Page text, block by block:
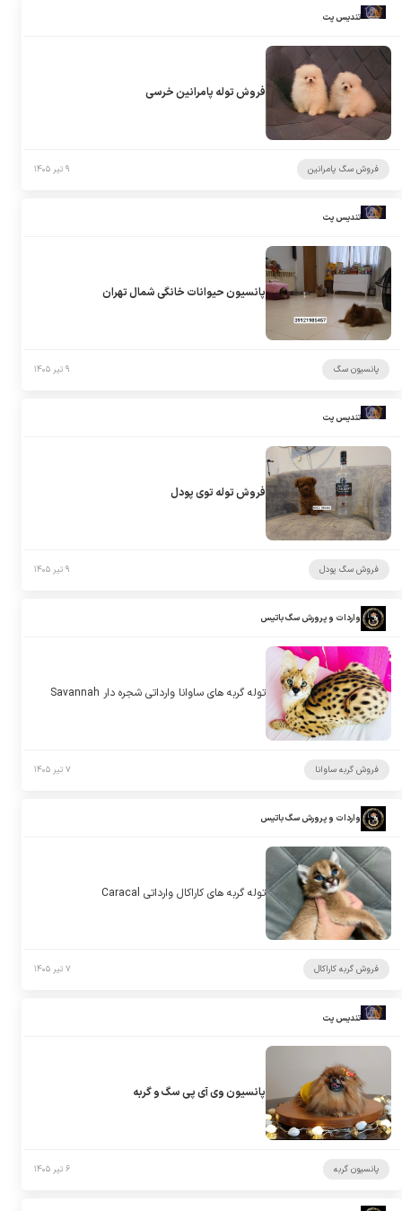
تندیس پت
فروش توله پامرانین خرسی
فروش سگ پامرانین ۹ تیر ۱۴۰۵
تندیس پت
پانسیون حیوانات خانگی شمال تهران
پانسیون سگ ۹ تیر ۱۴۰۵
تندیس پت
فروش توله توی پودل
فروش سگ پودل ۹ تیر ۱۴۰۵
واردات و پرورش سگ باتیس
توله گربه های ساوانا وارداتی شجره دار Savannah
فروش گربه ساوانا ۷ تیر ۱۴۰۵
واردات و پرورش سگ باتیس
توله گربه های کاراکال وارداتی Caracal
فروش گربه کاراکال ۷ تیر ۱۴۰۵
تندیس پت
پانسیون وی آی پی سگ و گربه
پانسیون گربه ۶ تیر ۱۴۰۵